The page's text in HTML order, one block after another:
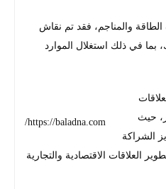
والمناجم، فقد تم نقاش
في ذلك استغلال الموارد
https://baladna.com/
حيث
الشراكة
العلاقات الاقتصادية والتجارية